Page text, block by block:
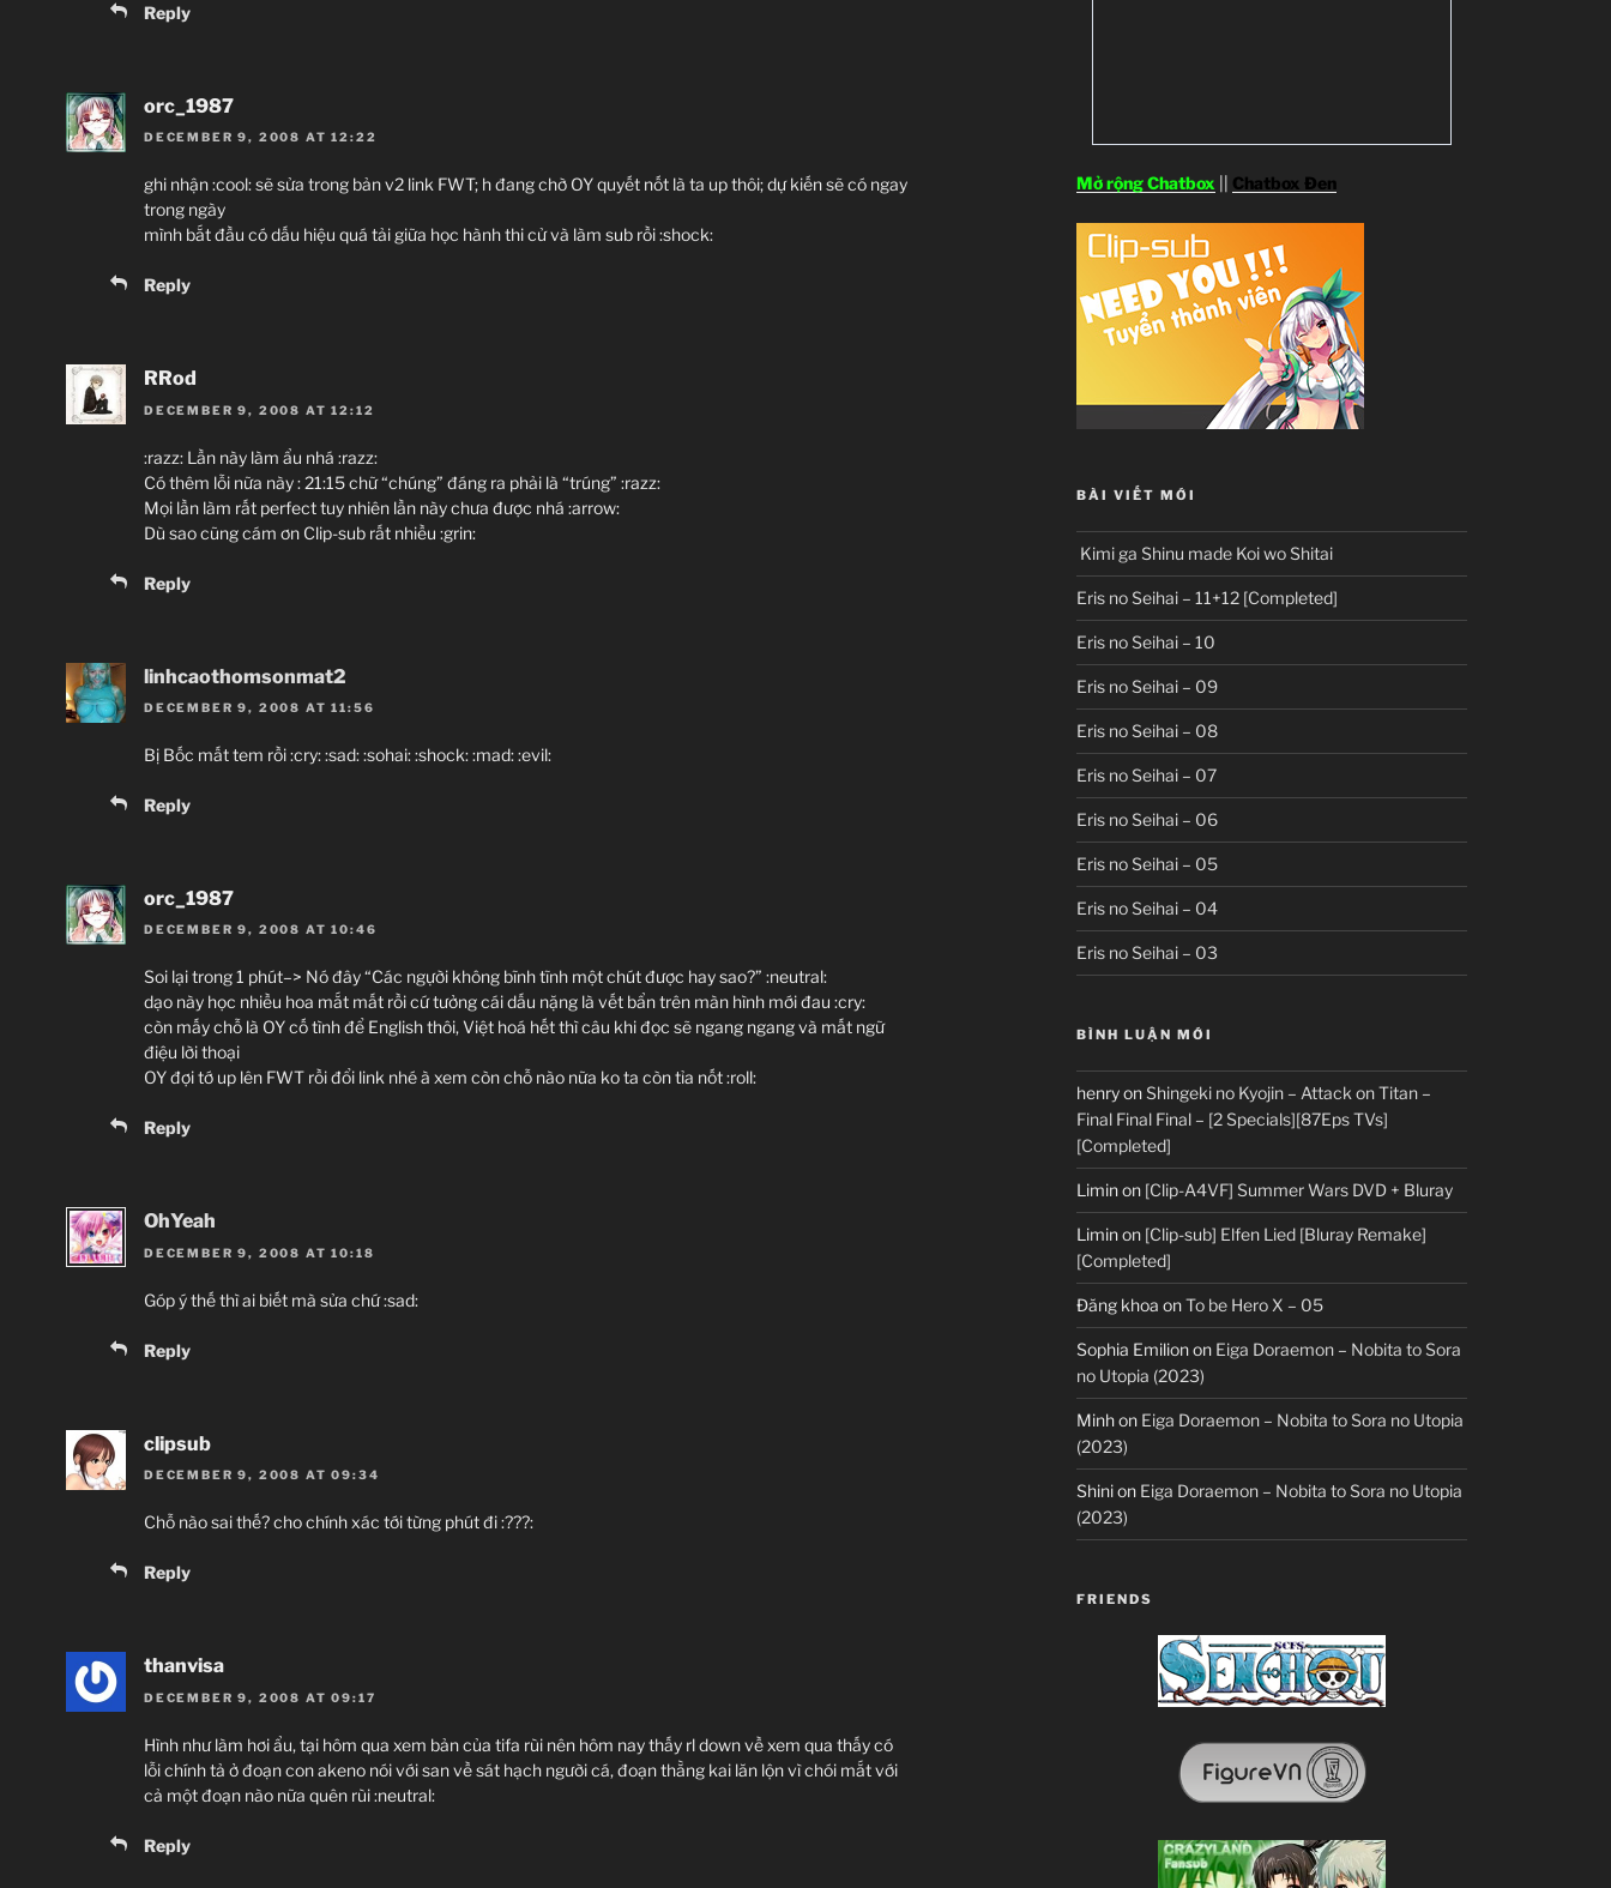
Reply
orc_1987
DECEMBER 9, 2008 AT 12:22
ghi nhận :cool: sẽ sửa trong bản v2 link FWT; h đang chờ OY quyết nốt là ta up thôi; dự kiến sẽ có ngay
trong ngày
mình bắt đầu có dấu hiệu quá tải giữa học hành thi cử và làm sub rồi :shock:
Reply
RRod
DECEMBER 9, 2008 AT 12:12
:razz: Lần này làm ẩu nhá :razz:
Có thêm lỗi nữa này : 21:15 chữ “chúng” đáng ra phải là “trúng” :razz:
Mọi lần làm rất perfect tuy nhiên lần này chưa được nhá :arrow:
Dù sao cũng cám ơn Clip-sub rất nhiều :grin:
Reply
linhcaothomsonmat2
DECEMBER 9, 2008 AT 11:56
Bị Bốc mất tem rồi :cry: :sad: :sohai: :shock: :mad: :evil:
Reply
orc_1987
DECEMBER 9, 2008 AT 10:46
Soi lại trong 1 phút–> Nó đây “Các ngựời không bĩnh tĩnh một chút được hay sao?” :neutral:
dạo này học nhiều hoa mắt mất rồi cứ tưởng cái dấu nặng là vết bẩn trên màn hình mới đau :cry:
còn mấy chỗ là OY cố tình để English thôi, Việt hoá hết thì câu khi đọc sẽ ngang ngang và mất ngữ
điệu lời thoại
OY đợi tớ up lên FWT rồi đổi link nhé à xem còn chỗ nào nữa ko ta còn tỉa nốt :roll:
Reply
OhYeah
DECEMBER 9, 2008 AT 10:18
Góp ý thế thì ai biết mà sửa chứ :sad:
Reply
clipsub
DECEMBER 9, 2008 AT 09:34
Chỗ nào sai thế? cho chính xác tới từng phút đi :???:
Reply
thanvisa
DECEMBER 9, 2008 AT 09:17
Hình như làm hơi ẩu, tại hôm qua xem bản của tifa rùi nên hôm nay thấy rl down về xem qua thấy có
lỗi chính tả ở đoạn con akeno nói với san về sát hạch người cá, đoạn thằng kai lăn lộn vì chói mắt với
cả một đoạn nào nữa quên rùi :neutral:
Reply
Mở rộng Chatbox Chatbox Đen
BÀI VIẾT MỚI
Kimi ga Shinu made Koi wo Shitai
Eris no Seihai – 11+12 [Completed]
Eris no Seihai – 10
Eris no Seihai – 09
Eris no Seihai – 08
Eris no Seihai – 07
Eris no Seihai – 06
Eris no Seihai – 05
Eris no Seihai – 04
Eris no Seihai – 03
BÌNH LUẬN MỚI
henryonShingeki no Kyojin – Attack on Titan –
Final Final Final – [2 Specials][87Eps TVs]
[Completed]
Liminon [Clip-A4VF] Summer Wars DVD + Bluray
Liminon [Clip-sub] Elfen Lied [Bluray Remake]
[Completed]
Đăng khoa onTo be Hero X – 05
Sophia Emilionon Eiga Doraemon – Nobita to Sora
no Utopia (2023)
Minhon Eiga Doraemon – Nobita to Sora no Utopia
(2023)
Shinion Eiga Doraemon – Nobita to Sora no Utopia
(2023)
FRIENDS